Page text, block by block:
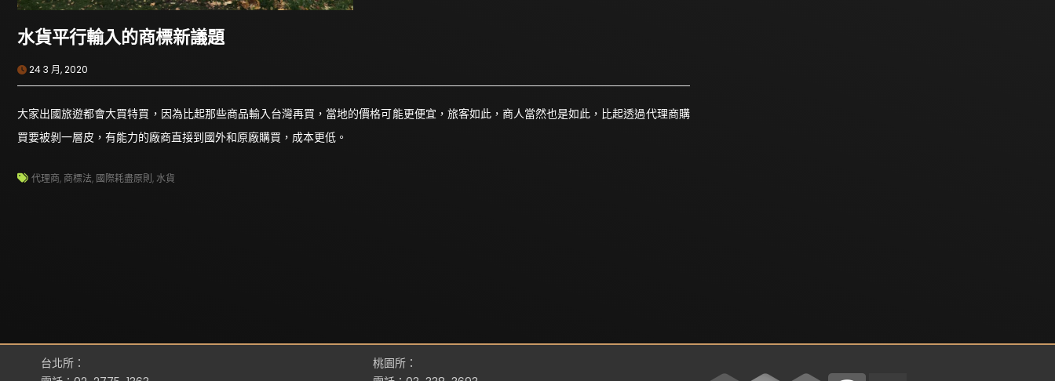
水貨平行輸入的商標新議題
24 3 月, 2020
大家出國旅遊都會大買特買，因為比起那些商品輸入台灣再買，當地的價格可能更便宜，旅客如此，商人當然也是如此，比起透過代理商購
買要被剝一層皮，有能力的廠商直接到國外和原廠購買，成本更低。
代理商, 商標法, 國際耗盡原則 , 水貨
台北所：
桃園所：